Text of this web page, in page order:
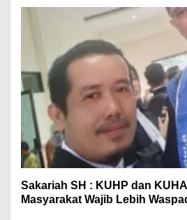
Sakariah SH : KUHP dan
Masyarakat Wajib Lebih